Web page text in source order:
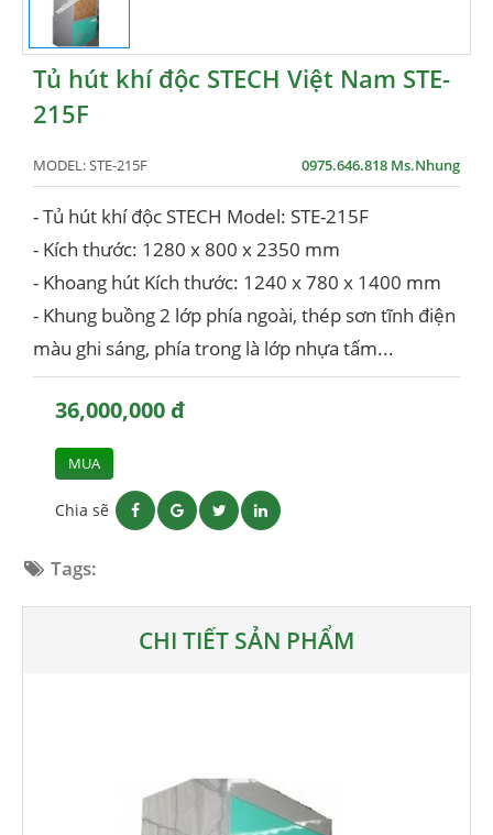
Tủ hút khí độc STECH Việt Nam STE-
215F
MODEL:STE-215F 0975.646.818 Ms.Nhung
- Tủ hút khí độc STECH Model: STE-215F
- Kích thước: 1280 x 800 x 2350 mm
- Khoang hút Kích thước: 1240 x 780 x 1400 mm
- Khung buồng 2 lớp phía ngoài, thép sơn tĩnh điện
màu ghi sáng, phía trong là lớp nhựa tấm...
36,000,000 đ
MUA
Chia sẽ
Tags:
CHI TIẾT SẢN PHẨM